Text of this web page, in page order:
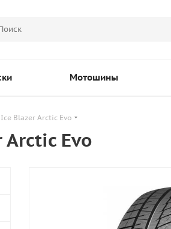
Мотошины
Ice Blazer Arctic Evo
Evo